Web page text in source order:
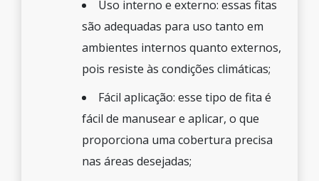
Uso interno e externo: essas fitas
são adequadas para uso tanto em
ambientes internos quanto externos,
pois resiste às condições climáticas;
Fácil aplicação: esse tipo de fita é
fácil de manusear e aplicar, o que
proporciona uma cobertura precisa
nas áreas desejadas;